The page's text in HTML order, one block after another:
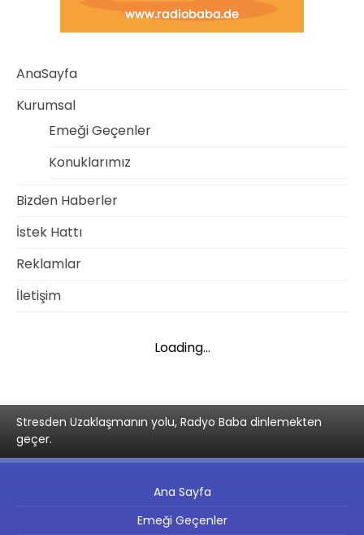
AnaSayfa
Kurumsal
Emeği Geçenler
Konuklarımız
Bizden Haberler
İstek Hattı
Reklamlar
İletişim
Loading...
Stresden Uzaklaşmanın yolu, Radyo Baba dinlemekten
geçer.
Ana Sayfa
Emeği Geçenler